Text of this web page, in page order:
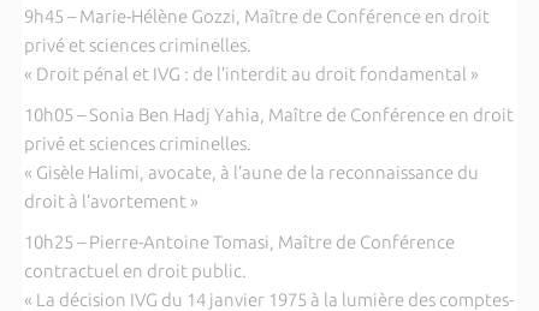
9h45 – Marie-Hélène Gozzi, Maître de Conférence en droit
privé et sciences criminelles.
« Droit pénal et IVG : de l’interdit au droit fondamental »
10h05 – Sonia Ben Hadj Yahia, Maître de Conférence en droit
privé et sciences criminelles.
« Gisèle Halimi, avocate, à l’aune de la reconnaissance du
droit à l’avortement »
10h25 – Pierre-Antoine Tomasi, Maître de Conférence
contractuel en droit public.
« La décision IVG du 14 janvier 1975 à la lumière des comptes-